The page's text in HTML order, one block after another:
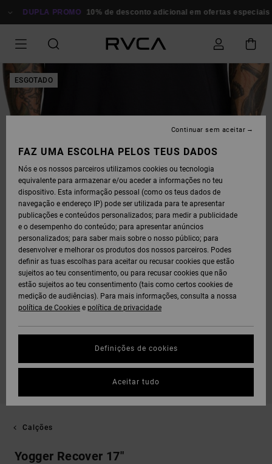
PARADUPLA PROMO 10% de desconto adicional em ofertas especiais
ESGOTADO
Calções
Yogger Recover 17"
FAZ UMA ESCOLHA PELOS TEUS DADOS
Nós e os nossos parceiros utilizamos cookies ou tecnologia
equivalente para armazenar e/ou aceder a informações no teu
dispositivo. Esta informação pessoal (como os teus dados de
navegação e endereço IP) pode ser utilizada para te apresentar
publicações e conteúdos personalizados; para medir a publicidade
e o desempenho do conteúdo; para apresentar anúncios
personalizados; para saber mais sobre o nosso público; para
desenvolver e melhorar os produtos dos nossos parceiros. Podes
definir as tuas escolhas para aceitar ou recusar cookies que estão
sujeitos ao teu consentimento, ou para recusar cookies que não
estão sujeitos ao teu consentimento (tais como certos cookies de
medição de audiências). Para mais informações, consulta a nossa
política de Cookies e política de privacidade
Definições de cookies
Continuar sem aceitar
Aceitar tudo